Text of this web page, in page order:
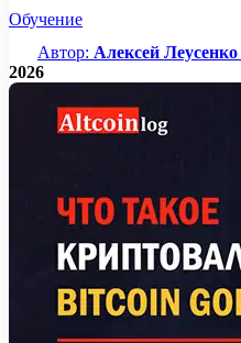
Обучение
Автор: Алексей Леусенко
2026